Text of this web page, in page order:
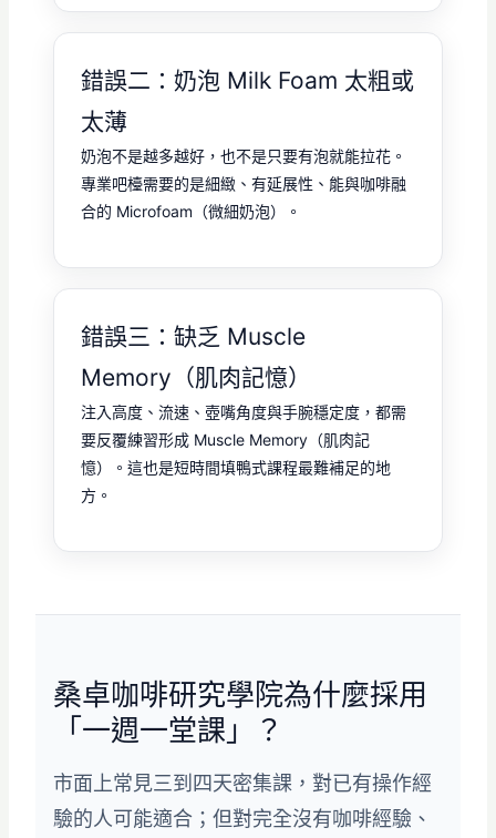
錯誤二：奶泡 Milk Foam 太粗或
太薄
奶泡不是越多越好，也不是只要有泡就能拉花。
專業吧檯需要的是細緻、有延展性、能與咖啡融
合的 Microfoam（微細奶泡）。
錯誤三：缺乏 Muscle
Memory（肌肉記憶）
注入高度、流速、壺嘴角度與手腕穩定度，都需
要反覆練習形成 Muscle Memory（肌肉記
憶）。這也是短時間填鴨式課程最難補足的地
方。
桑卓咖啡研究學院為什麼採用
「一週一堂課」？
市面上常見三到四天密集課，對已有操作經
驗的人可能適合；但對完全沒有咖啡經驗、